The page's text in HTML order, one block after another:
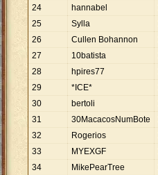
24
hannabel
25
Sylla
26
Cullen Bohannon
27
10batista
28
hpires77
29
*ICE*
30
bertoli
31
30MacacosNumBote
32
Rogerios
33
MYEXGF
34
MikePearTree